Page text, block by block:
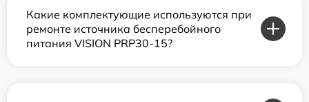
Какие комплектующие используются при
ремонте источника бесперебойного
питания VISION PRP30-15?